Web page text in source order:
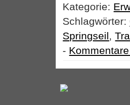
Kategorie:
Schlagwörter:
Springseil ,
-